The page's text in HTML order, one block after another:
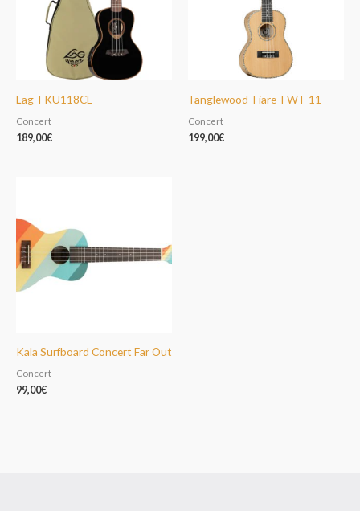
Lag TKU118CE
Concert
189,00€
Tanglewood Tiare TWT 11
Concert
199,00€
Kala Surfboard Concert Far Out
Concert
99,00€